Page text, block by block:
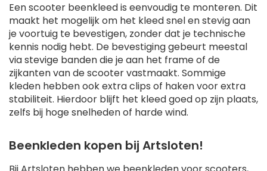
Een scooter beenkleed is eenvoudig te monteren. Dit
maakt het mogelijk om het kleed snel en stevig aan
je voortuig te bevestigen, zonder dat je technische
kennis nodig hebt. De bevestiging gebeurt meestal
via stevige banden die je aan het frame of de
zijkanten van de scooter vastmaakt. Sommige
kleden hebben ook extra clips of haken voor extra
stabiliteit. Hierdoor blijft het kleed goed op zijn plaats,
zelfs bij hoge snelheden of harde wind.
Beenkleden kopen bij Artsloten!